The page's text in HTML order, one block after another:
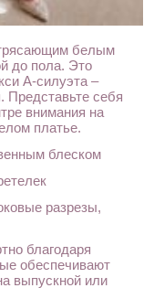
белым
до пола. Это
А-силуэта –
себя
внимания на
платье.
блеском
разрезы,
благодаря
обеспечивают
выпускной или